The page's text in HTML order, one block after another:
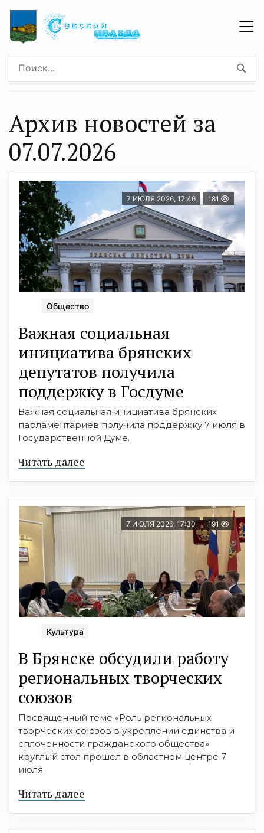
Архив новостей за
07.07.2026
7 ИЮЛЯ 2026, 17:46 181
Общество
Важная социальная
инициатива брянских
депутатов получила
поддержку в Госдуме
Важная социальная инициатива брянских
парламентариев получила поддержку 7 июля в
Государственной Думе.
Читать далее
7 ИЮЛЯ 2026, 17:30 191
Культура
В Брянске обсудили работу
региональных творческих
союзов
Посвященный теме «Роль региональных
творческих союзов в укреплении единства и
сплоченности гражданского общества»
круглый стол прошел в областном центре 7
июля.
Читать далее